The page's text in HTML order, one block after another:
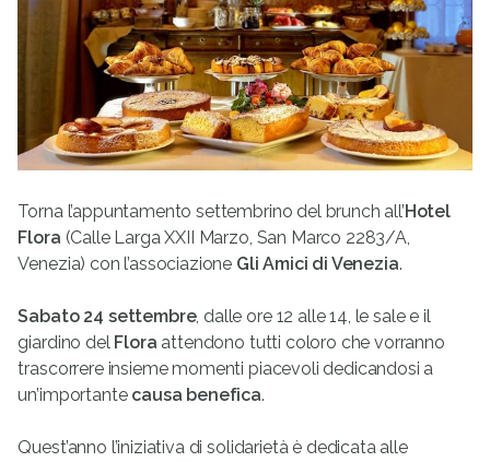
Torna l’appuntamento settembrino del brunch all’Hotel
Flora (Calle Larga XXII Marzo, San Marco 2283/A,
Venezia) con l’associazione Gli Amici di Venezia.
Sabato 24 settembre, dalle ore 12 alle 14, le sale e il
giardino del Flora attendono tutti coloro che vorranno
trascorrere insieme momenti piacevoli dedicandosi a
un’importante causa benefica.
Quest’anno l’iniziativa di solidarietà è dedicata alle